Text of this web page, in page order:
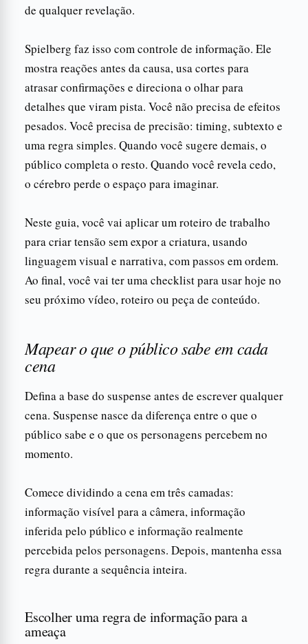
de qualquer revelação.
Spielberg faz isso com controle de informação. Ele
mostra reações antes da causa, usa cortes para
atrasar confirmações e direciona o olhar para
detalhes que viram pista. Você não precisa de efeitos
pesados. Você precisa de precisão: timing, subtexto e
uma regra simples. Quando você sugere demais, o
público completa o resto. Quando você revela cedo,
o cérebro perde o espaço para imaginar.
Neste guia, você vai aplicar um roteiro de trabalho
para criar tensão sem expor a criatura, usando
linguagem visual e narrativa, com passos em ordem.
Ao final, você vai ter uma checklist para usar hoje no
seu próximo vídeo, roteiro ou peça de conteúdo.
Mapear o que o público sabe em cada
cena
Defina a base do suspense antes de escrever qualquer
cena. Suspense nasce da diferença entre o que o
público sabe e o que os personagens percebem no
momento.
Comece dividindo a cena em três camadas:
informação visível para a câmera, informação
inferida pelo público e informação realmente
percebida pelos personagens. Depois, mantenha essa
regra durante a sequência inteira.
Escolher uma regra de informação para a
ameaça